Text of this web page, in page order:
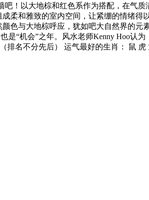
！以大地棕和红色系作为搭配，在气
柔和雅致的室内空间，让紧绷的情绪
色与大地棕呼应，犹如吧大自然界的
是“机会”之年。风水老师Kenny Hoo认
名不分先后） 运气最好的生肖： 鼠 虎